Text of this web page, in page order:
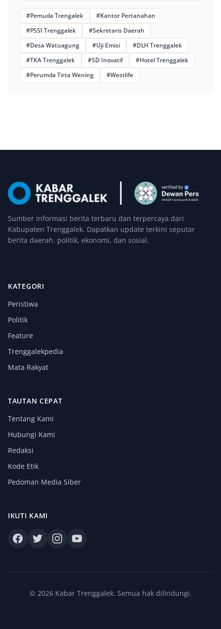
#Pemuda Trengalek
#Kantor Pertanahan
#PSSI Trenggalek
#Sekretaris Daerah
#Desa Watuagung
#Uji Emisi
#DLH Trenggalek
#TKA Trenggalek
#SD Inovatif
#Hotel Trenggalek
#Perumda Tirta Wening
#Westlife
Sumber informasi berita terbaru dan terpercaya dari
Kabupaten Trenggalek. Dapatkan update terkini seputar
berita daerah, politik, ekonomi, dan sosial.
KATEGORI
Peristiwa
Politik
Feature
Trenggalekpedia
Mata Rakyat
TAUTAN CEPAT
Tentang Kami
Hubungi Kami
Redaksi
Kode Etik
Pedoman Media Siber
IKUTI KAMI
© 2026 Kabar Trenggalek. Semua hak dilindungi.